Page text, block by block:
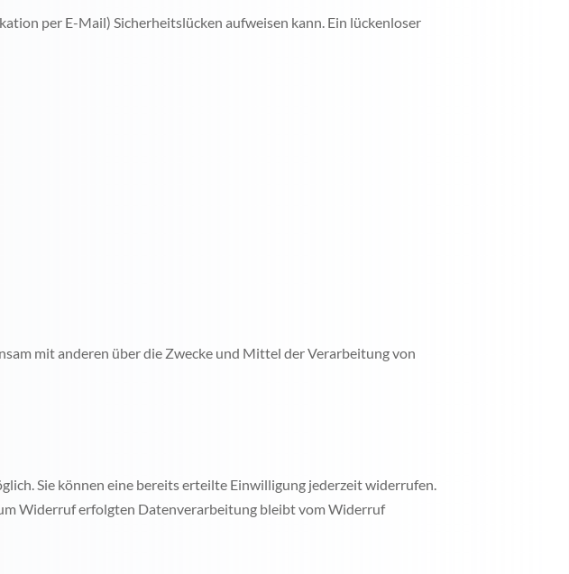
per E-Mail) Sicherheitslücken aufweisen kann. Ein lückenloser
mit anderen über die Zwecke und Mittel der Verarbeitung von
Sie können eine bereits erteilte Einwilligung jederzeit widerrufen.
Widerruf erfolgten Datenverarbeitung bleibt vom Widerruf